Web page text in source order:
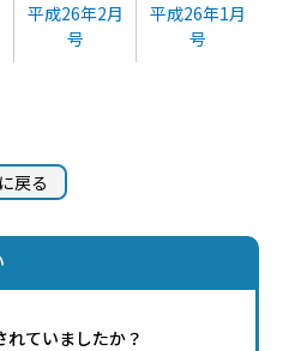
平成26年2月
号
平成26年1月
号
戻る
ていましたか？